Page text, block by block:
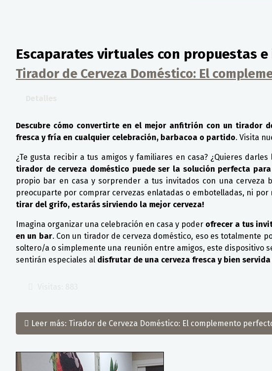
Escaparates virtuales con propuestas
Tirador de Cerveza Doméstico: El
Descubre cómo convertirte en el mejor anfitrión con un tirador
fresca y fría en cualquier celebración, barbacoa o partido. Visita
¿Te gusta recibir a tus amigos y familiares en casa? ¿Quieres
tirador de cerveza doméstico puede ser la solución perfecta
propio bar en casa y sorprender a tus invitados con una cerveza
preocuparte por comprar cervezas enlatadas o embotelladas, ni
tirar del grifo, estarás sirviendo la mejor cerveza!
Imagina organizar una celebración en casa y poder ofrecer a tus
en un bar. Con un tirador de cerveza doméstico, eso es totalmente
soltero/a o simplemente una reunión entre amigos, este dispositivo
sentirán especiales al disfrutar de una cerveza fresca y bien
Leer más: Tirador de Cerveza Doméstico: El complemento